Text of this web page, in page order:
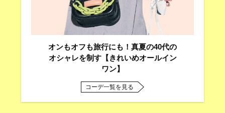
オンもオフも旅行にも！真夏の40代の
オシャレを制す【きれいめオールイン
ワン】
コーデ一覧を見る